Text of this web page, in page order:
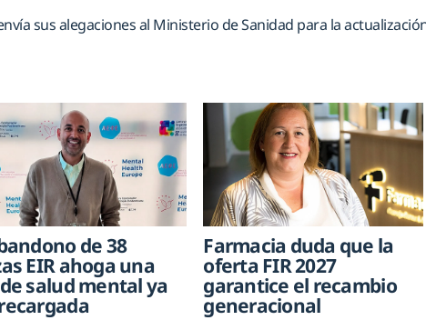
sus alegaciones al Ministerio de Sanidad para la
de 38
EIR ahoga una
salud mental ya
Farmacia duda que la
oferta FIR 2027
garantice el recambio
generacional